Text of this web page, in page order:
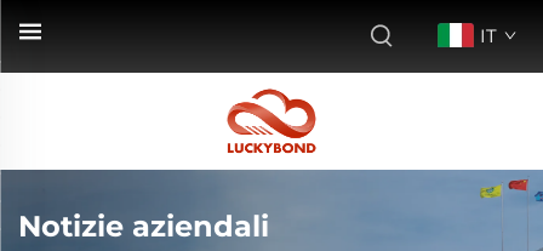
IT
Notizie aziendali